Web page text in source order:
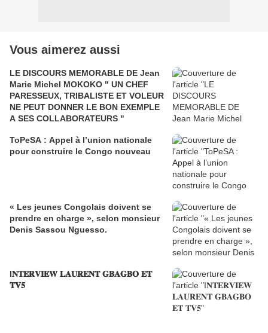
Vous aimerez aussi
LE DISCOURS MEMORABLE DE Jean
Marie Michel MOKOKO " UN CHEF
PARESSEUX, TRIBALISTE ET VOLEUR
NE PEUT DONNER LE BON EXEMPLE
A SES COLLABORATEURS "
ToPeSA : Appel à l’union nationale
pour construire le Congo nouveau
« Les jeunes Congolais doivent se
prendre en charge », selon monsieur
Denis Sassou Nguesso.
I𝐍𝐓𝐄𝐑𝐕𝐈𝐄𝐖 𝐋𝐀𝐔𝐑𝐄𝐍𝐓 𝐆𝐁𝐀𝐆𝐁𝐎 𝐄𝐓
𝐓𝐕𝟓